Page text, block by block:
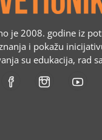
je 2008. godine iz
i pokažu
su edukacija, rad